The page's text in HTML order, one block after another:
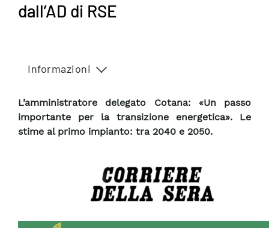
dall’AD di RSE
Informazioni
L’amministratore delegato Cotana: «Un passo
importante per la transizione energetica». Le
stime al primo impianto: tra 2040 e 2050.